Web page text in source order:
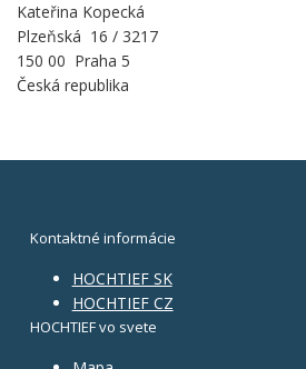
Kateřina Kopecká
Plzeňská 16 / 3217
150 00 Praha 5
Česká republika
Kontaktné informácie
HOCHTIEF SK
HOCHTIEF CZ
HOCHTIEF vo svete